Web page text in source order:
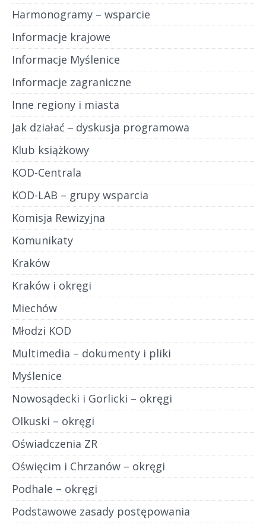
Harmonogramy – wsparcie
Informacje krajowe
Informacje Myślenice
Informacje zagraniczne
Inne regiony i miasta
Jak działać ‒ dyskusja programowa
Klub książkowy
KOD-Centrala
KOD-LAB – grupy wsparcia
Komisja Rewizyjna
Komunikaty
Kraków
Kraków i okręgi
Miechów
Młodzi KOD
Multimedia – dokumenty i pliki
Myślenice
Nowosądecki i Gorlicki – okręgi
Olkuski – okręgi
Oświadczenia ZR
Oświęcim i Chrzanów – okręgi
Podhale – okręgi
Podstawowe zasady postępowania